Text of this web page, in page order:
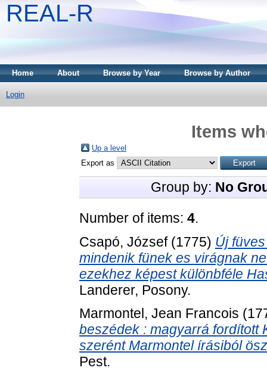
REAL-R
Home About Browse by Year Browse by Author
Login
Items
Up a level
Export as
Group by: No
Number of items: 4.
Csapó, József(1775) Új
mindenik fünek es virágnak
ezekhez képest különbféle
Landerer, Posony.
Marmontel, Jean Francois
beszédek : magyarrá fordított
szerént Marmontel írásiból
Pest.